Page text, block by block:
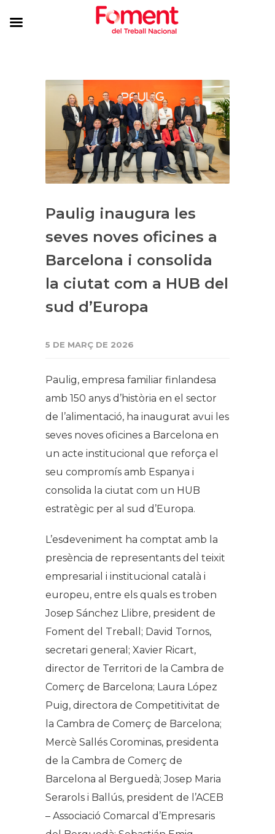
Paulig inaugura les
seves noves oficines a
Barcelona i consolida
la ciutat com a HUB del
sud d’Europa
5 DE MARÇ DE 2026
Paulig, empresa familiar finlandesa
amb 150 anys d’història en el sector
de l’alimentació, ha inaugurat avui les
seves noves oficines a Barcelona en
un acte institucional que reforça el
seu compromís amb Espanya i
consolida la ciutat com un HUB
estratègic per al sud d’Europa.
L’esdeveniment ha comptat amb la
presència de representants del teixit
empresarial i institucional català i
europeu, entre els quals es troben
Josep Sánchez Llibre, president de
Foment del Treball; David Tornos,
secretari general; Xavier Ricart,
director de Territori de la Cambra de
Comerç de Barcelona; Laura López
Puig, directora de Competitivitat de
la Cambra de Comerç de Barcelona;
Mercè Sallés Corominas, presidenta
de la Cambra de Comerç de
Barcelona al Berguedà; Josep Maria
Serarols i Ballús, president de l’ACEB
– Associació Comarcal d’Empresaris